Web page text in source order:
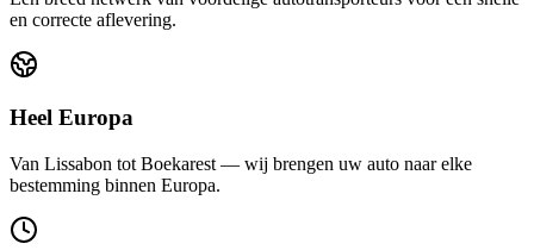
en correcte aflevering.
Heel Europa
Van Lissabon tot Boekarest — wij brengen uw auto naar elke
bestemming binnen Europa.